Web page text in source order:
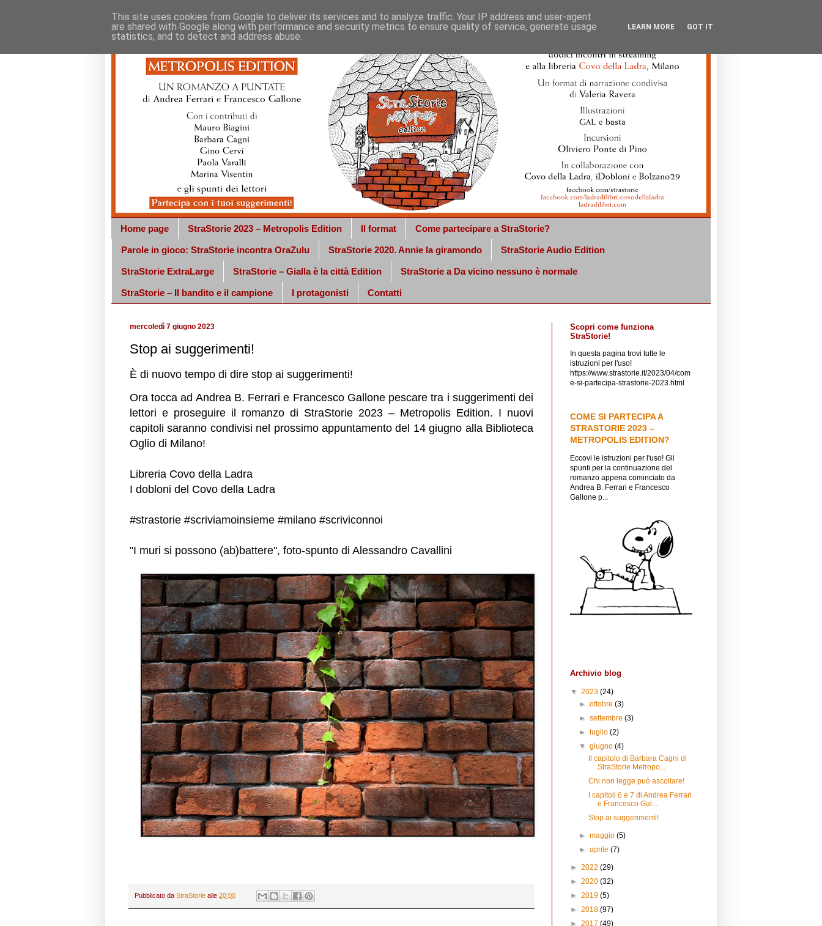
Home page StraStorie 2023 – Metropolis Edition Il format Come partecipare a StraStorie?
Parole in gioco: StraStorie incontra OraZulu StraStorie 2020. Annie la giramondo StraStorie Audio Edition
StraStorie ExtraLarge StraStorie – Gialla è la città Edition StraStorie a Da vicino nessuno è normale
StraStorie – Il bandito e il campione I protagonisti Contatti
mercoledì 7 giugno 2023
Stop ai suggerimenti!
È di nuovo tempo di dire stop ai suggerimenti!
Ora tocca ad Andrea B. Ferrari e Francesco Gallone pescare tra i suggerimenti dei
lettori e proseguire il romanzo di StraStorie 2023 – Metropolis Edition. I nuovi
capitoli saranno condivisi nel prossimo appuntamento del 14 giugno alla Biblioteca
Oglio di Milano!
Libreria Covo della Ladra
I dobloni del Covo della Ladra
#strastorie #scriviamoinsieme #milano #scriviconnoi
"I muri si possono (ab)battere", foto-spunto di Alessandro Cavallini
Pubblicato da StraStorie alle 20:00
Scopri come funziona
StraStorie!
In questa pagina trovi tutte le
istruzioni per l'uso!
https://www.strastorie.it/2023/04/com
e-si-partecipa-strastorie-2023.html
COME SI PARTECIPA A
STRASTORIE 2023 –
METROPOLIS EDITION?
Eccovi le istruzioni per l'uso! Gli
spunti per la continuazione del
romanzo appena cominciato da
Andrea B. Ferrari e Francesco
Gallone p...
Archivio blog
▼ 2023 (24)
►ottobre(3)
►settembre(3)
►
luglio(2)
▼giugno(4)
Il capitolo di Barbara Cagni di
StraStorie Metropo...
Chi non legge può ascoltare!
I capitoli 6 e 7 di Andrea Ferrari
e Francesco Gal...
Stop ai suggerimenti!
►maggio(5)
►aprile(7)
► 2022 (29)
► 2020 (32)
► 2019 (5)
► 2018 (97)
► 2017 (49)
This site uses cookies from Google to deliver its services and to analyze traffic. Your IP address and user-agent
are shared with Google along with performance and security metrics to ensure quality of service, generate usage
statistics, and to detect and address abuse.
LEARN MORE GOT IT